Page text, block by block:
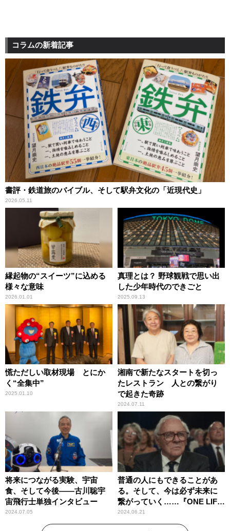
コラムの新着記事
書評・鉄道旅のバイブル、そして駅弁文化の「近現代史」
2026.05.11
縁起物の“スイーツ”に込める
様々な意味
2026.01.01
真理とは？ 野球観戦で思い出
した少年時代のできごと
2025.09.13
慌ただしい取材現場 とにか
く“全集中”
2025.01.10
湘南で新たなスタートを切っ
たレストラン 人との繋がり
で起きた奇跡
2024.07.11
将来につながる実験、宇宙
食、そして今後――古川聡宇
宙飛行士単独インタビュー
2024.07.05
普通の人にもできることがあ
る。そして、今は必ず未来に
繋がっていく……『ONE LIFE
奇跡が繋いだ6000の命』
2024.06.21